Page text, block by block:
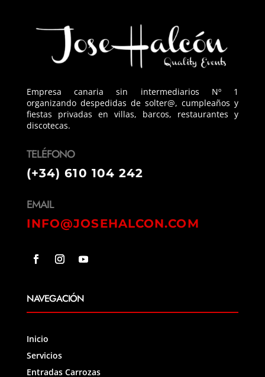
Empresa canaria sin intermediarios Nº 1
organizando despedidas de solter@, cumpleaños y
fiestas privadas en villas, barcos, restaurantes y
discotecas.
TELÉFONO
(+34) 610 104 242
EMAIL
INFO@JOSEHALCON.COM
NAVEGACIÓN
Inicio
Servicios
Entradas Carrozas